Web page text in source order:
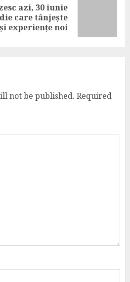
azi, 30 iunie
care tânjește
experiențe noi
not be published. Required